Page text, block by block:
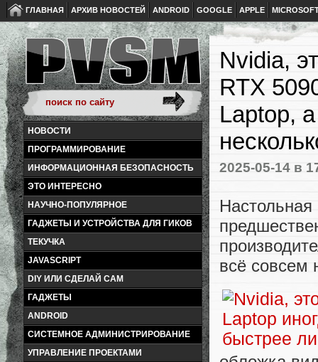
ГЛАВНАЯ АРХИВ НОВОСТЕЙ ANDROID GOOGLE APPLE
НОВОСТИ
ПРОГРАММИРОВАНИЕ
ИНФОРМАЦИОННАЯ БЕЗОПАСНОСТЬ
ЭТО ИНТЕРЕСНО
НАУЧНО-ПОПУЛЯРНОЕ
ГАДЖЕТЫ И УСТРОЙСТВА ДЛЯ ГИКОВ
ТЕКУЧКА
JAVASCRIPT
DIY ИЛИ СДЕЛАЙ САМ
ГАДЖЕТЫ
ANDROID
СИСТЕМНОЕ АДМИНИСТРИРОВАНИЕ
УПРАВЛЕНИЕ ПРОЕКТАМИ
Nvidia,
RTX
Laptop,
2025-05-14 в
всё совсем